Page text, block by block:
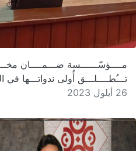
مــــؤسّــــــسة ضـــمــــان
تـــُطــــلـــق أُولى ندواتـــها في
26 أيلول 2023